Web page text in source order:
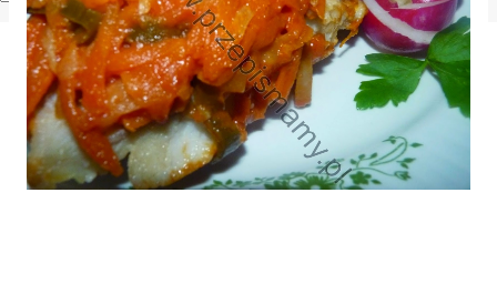
Powered by Translate